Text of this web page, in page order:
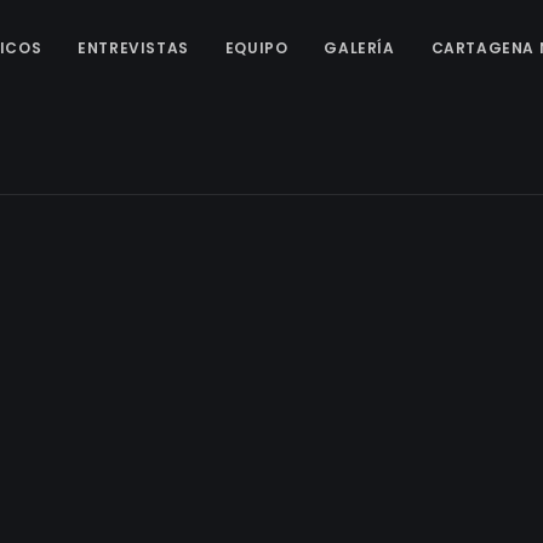
ENTREVISTAS EQUIPO GALERÍA CARTAGENA